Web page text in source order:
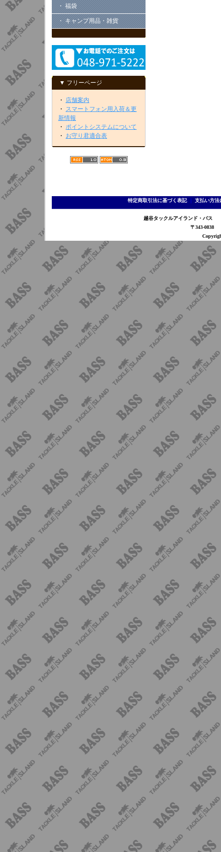
・ 福袋
・ キャンプ用品・雑貨
▼ フリーページ
・ 店舗案内
・ スマートフォン用入荷＆更
新情報
・ ポイントシステムについて
・ お守り君適合表
特定商取引法に基づく表記｜ 支払い方法
越谷タックルアイランド・バ
〒343-0838